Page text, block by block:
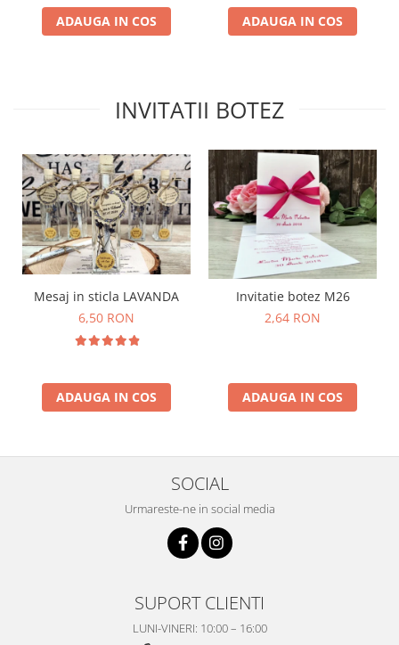
ADAUGA IN COS ADAUGA IN COS
INVITATII BOTEZ
Mesaj in sticla LAVANDA
6,50 RON
ADAUGA IN COS
Invitatie botez M26
2,64 RON
ADAUGA IN COS
SOCIAL
Urmareste-ne in social media
SUPORT CLIENTI
LUNI-VINERI: 10:00 – 16:00